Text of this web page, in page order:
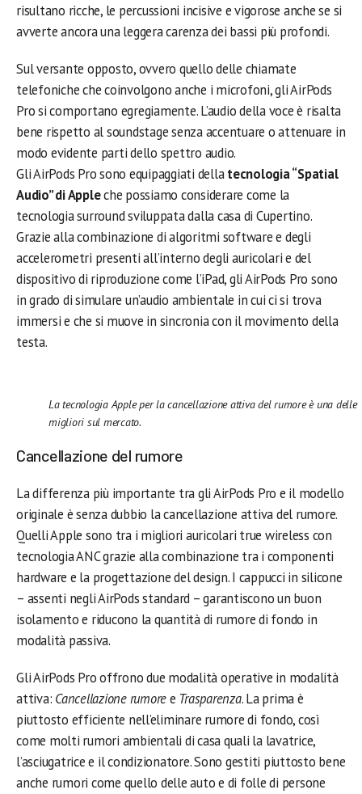
risultano ricche, le percussioni incisive e vigorose anche se si
avverte ancora una leggera carenza dei bassi più profondi.
Sul versante opposto, ovvero quello delle chiamate
telefoniche che coinvolgono anche i microfoni, gli AirPods
Pro si comportano egregiamente. L’audio della voce è risalta
bene rispetto al soundstage senza accentuare o attenuare in
modo evidente parti dello spettro audio.
Gli AirPods Pro sono equipaggiati dellatecnologia “Spatial
Audio” di Appleche possiamo considerare come la
tecnologia surround sviluppata dalla casa di Cupertino.
Grazie alla combinazione di algoritmi software e degli
accelerometri presenti all’interno degli auricolari e del
dispositivo di riproduzione come l’iPad, gli AirPods Pro sono
in grado di simulare un’audio ambientale in cui ci si trova
immersi e che si muove in sincronia con il movimento della
testa.
La tecnologia Apple per la cancellazione attiva del rumore è una delle
migliori sul mercato.
Cancellazione del rumore
La differenza più importante tra gli AirPods Pro e il modello
originale è senza dubbio la cancellazione attiva del rumore.
Quelli Apple sono tra i migliori auricolari true wireless con
tecnologia ANC grazie alla combinazione tra i componenti
hardware e la progettazione del design. I cappucci in silicone
– assenti negli AirPods standard – garantiscono un buon
isolamento e riducono la quantità di rumore di fondo in
modalità passiva.
Gli AirPods Pro offrono due modalità operative in modalità
attiva: Cancellazione rumoree Trasparenza. La prima è
piuttosto efficiente nell’eliminare rumore di fondo, così
come molti rumori ambientali di casa quali la lavatrice,
l’asciugatrice e il condizionatore. Sono gestiti piuttosto bene
anche rumori come quello delle auto e di folle di persone